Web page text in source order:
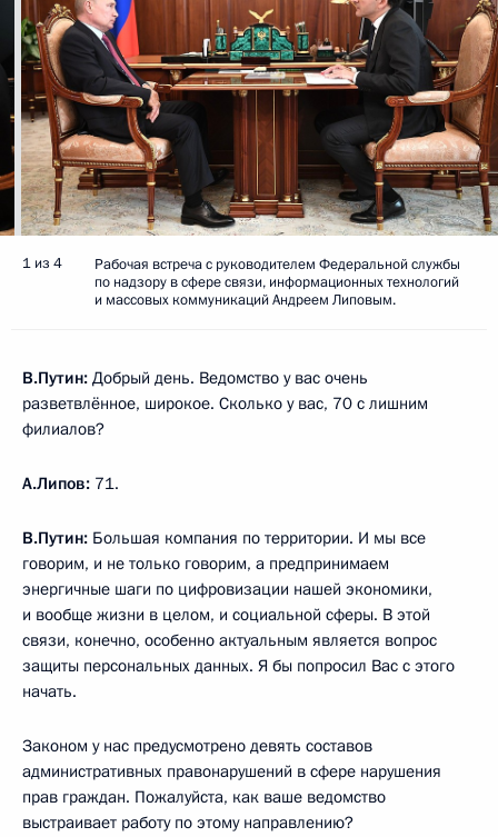
1 из 4
Рабочая встреча с руководителем Федеральной службы
по надзору в сфере связи, информационных технологий
и массовых коммуникаций Андреем Липовым.
В.Путин: Добрый день. Ведомство у вас очень
разветвлённое, широкое. Сколько у вас, 70 с лишним
филиалов?
А.Липов: 71.
В.Путин: Большая компания по территории. И мы все
говорим, и не только говорим, а предпринимаем
энергичные шаги по цифровизации нашей экономики,
и вообще жизни в целом, и социальной сферы. В этой
связи, конечно, особенно актуальным является вопрос
защиты персональных данных. Я бы попросил Вас с этого
начать.
Законом у нас предусмотрено девять составов
административных правонарушений в сфере нарушения
прав граждан. Пожалуйста, как ваше ведомство
выстраивает работу по этому направлению?